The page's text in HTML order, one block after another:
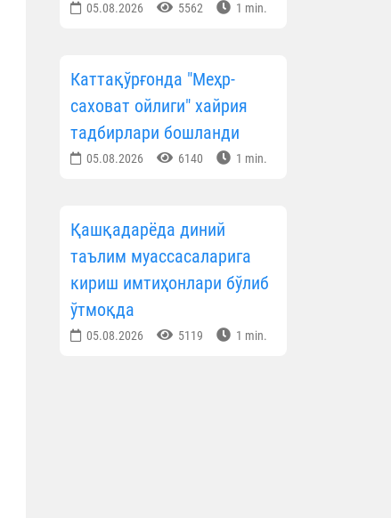
05.08.2026 5562 1 min.
Каттақўрғонда "Меҳр-
саховат ойлиги" хайрия
тадбирлари бошланди
05.08.2026 6140 1 min.
Қашқадарёда диний
таълим муассасаларига
кириш имтиҳонлари бўлиб
ўтмоқда
05.08.2026 5119 1 min.